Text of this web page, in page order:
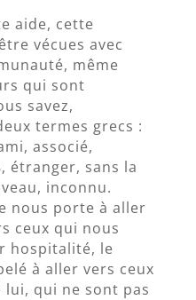
aide, cette
vécues avec
même
qui sont
savez,
termes grecs :
associé,
, étranger, sans la
inconnu.
nous porte à aller
ceux qui nous
hospitalité, le
à aller vers ceux
qui ne sont pas